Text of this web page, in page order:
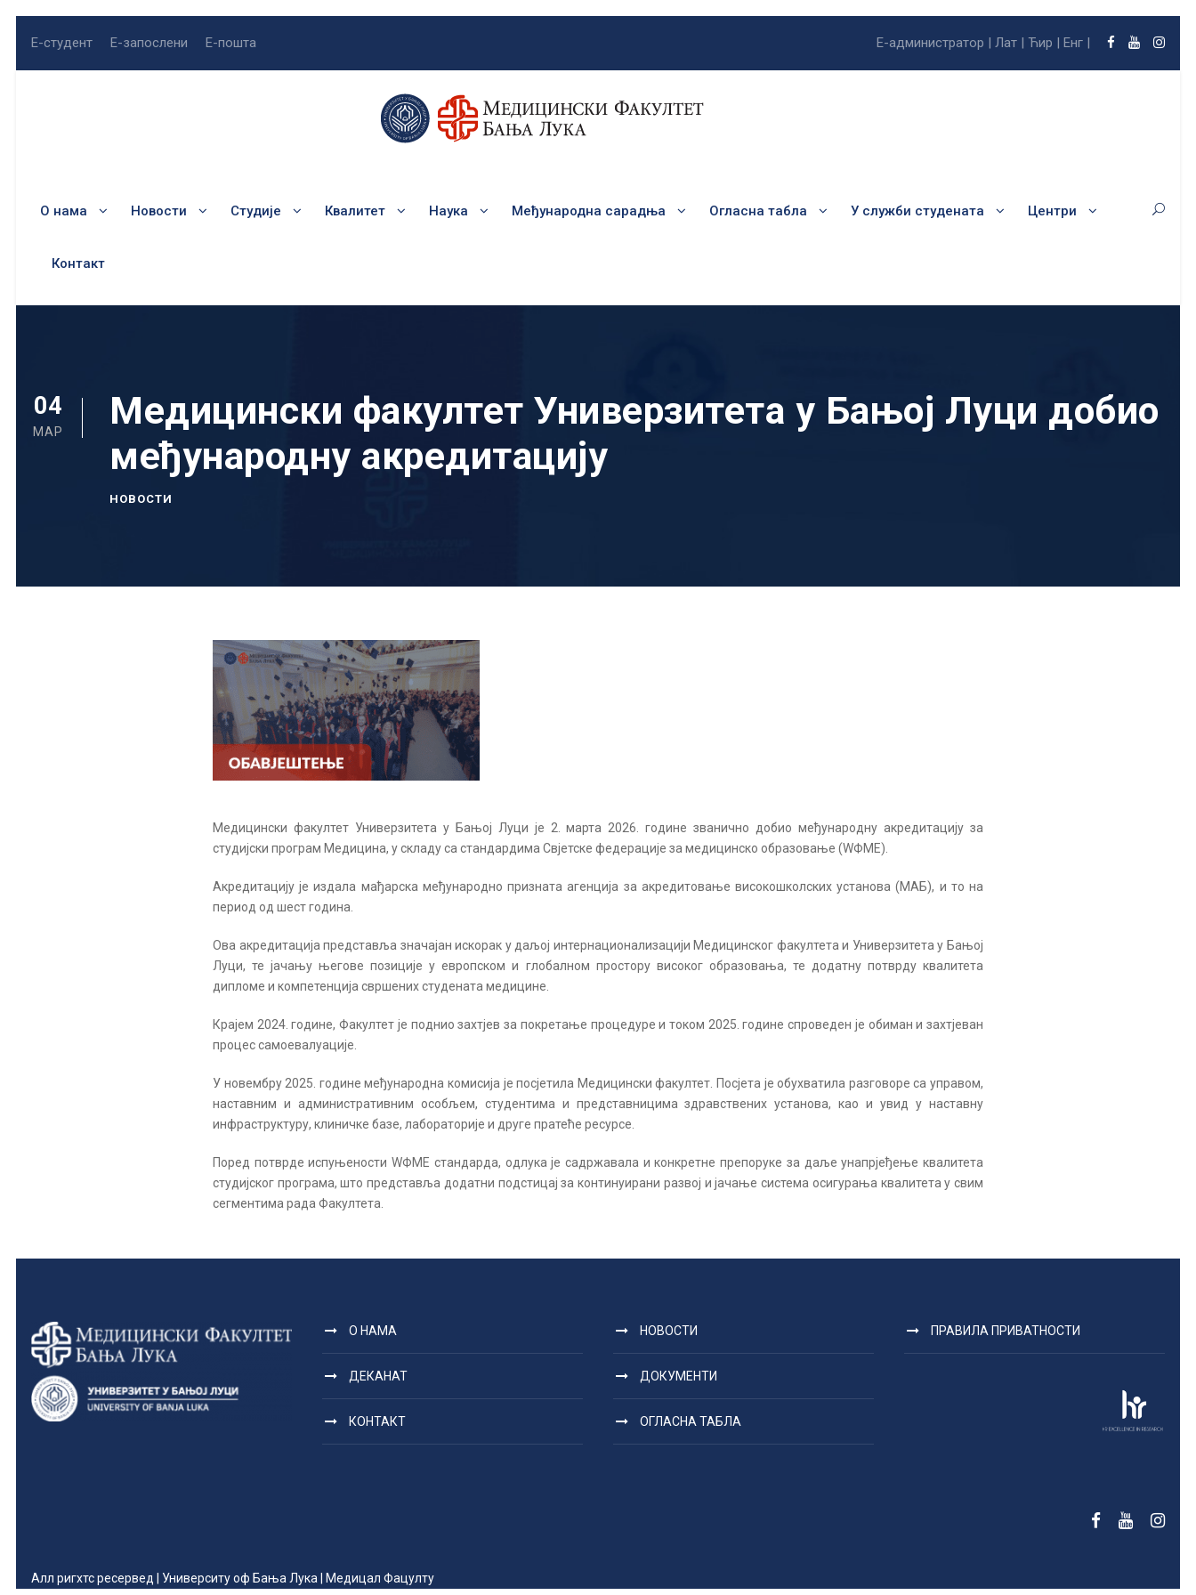
Е-студент Е-запослени Е-пошта Е-администратор | Лат | Ћир | Енг |
О нама Новости Студије Квалитет Наука Међународна сарадња Огласна табла У служби студената Центри
Контакт
04
МАР
Медицински факултет Универзитета у Бањој Луци добио
међународну акредитацију
НОВОСТИ
Медицински факултет Универзитета у Бањој Луци је 2. марта 2026. године званично добио међународну акредитацију за
студијски програм Медицина, у складу са стандардима Свјетске федерације за медицинско образовање (WФМЕ).
Акредитацију је издала мађарска међународно призната агенција за акредитовање високошколских установа (МАБ), и то на
период од шест година.
Ова акредитација представља значајан искорак у даљој интернационализацији Медицинског факултета и Универзитета у Бањој
Луци, те јачању његове позиције у европском и глобалном простору високог образовања, те додатну потврду квалитета
дипломе и компетенција свршених студената медицине.
Крајем 2024. године, Факултет је поднио захтјев за покретање процедуре и током 2025. године спроведен је обиман и захтјеван
процес самоевалуације.
У новембру 2025. године међународна комисија је посјетила Медицински факултет. Посјета је обухватила разговоре са управом,
наставним и административним особљем, студентима и представницима здравствених установа, као и увид у наставну
инфраструктуру, клиничке базе, лабораторије и друге пратеће ресурсе.
Поред потврде испуњености WФМЕ стандарда, одлука је садржавала и конкретне препоруке за даље унапрјеђење квалитета
студијског програма, што представља додатни подстицај за континуирани развој и јачање система осигурања квалитета у свим
сегментима рада Факултета.
О НАМА
ДЕКАНАТ
КОНТАКТ
НОВОСТИ
ДОКУМЕНТИ
ОГЛАСНА ТАБЛА
ПРАВИЛА ПРИВАТНОСТИ
Алл ригхтс ресервед | Университy оф Бања Лука | Медицал Фацултy